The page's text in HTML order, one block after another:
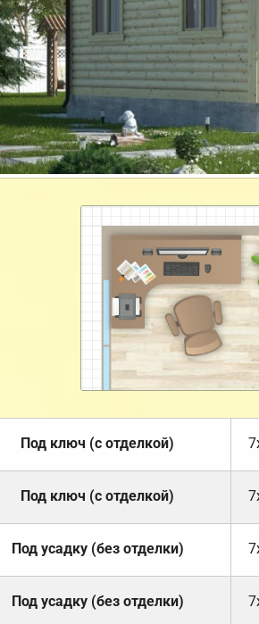
Под ключ (с отделкой)
Под ключ (с отделкой)
Под усадку (без отделки)
Под усадку (без отделки)